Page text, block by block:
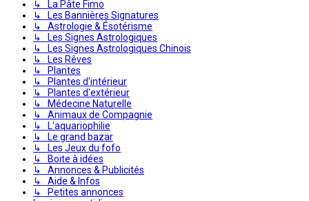
↳ La Pâte Fimo
↳ Les Bannières Signatures
↳ Astrologie & Ésotérisme
↳ Les Signes Astrologiques
↳ Les Signes Astrologiques Chinois
↳ Les Rêves
↳ Plantes
↳ Plantes d'intérieur
↳ Plantes d'extérieur
↳ Médecine Naturelle
↳ Animaux de Compagnie
↳ L'aquariophilie
↳ Le grand bazar
↳ Les Jeux du fofo
↳ Boite à idées
↳ Annonces & Publicités
↳ Aide & Infos
↳ Petites annonces